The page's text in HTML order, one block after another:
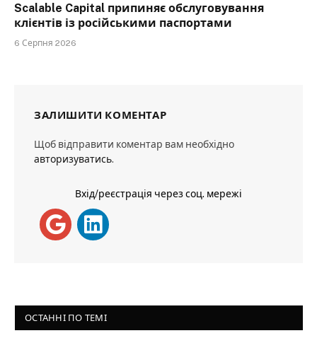
Scalable Capital припиняє обслуговування
клієнтів із російськими паспортами
6 Серпня 2026
ЗАЛИШИТИ КОМЕНТАР
Щоб відправити коментар вам необхідно
авторизуватись.
Вхід/реєстрація через соц. мережі
ОСТАННІ ПО ТЕМІ